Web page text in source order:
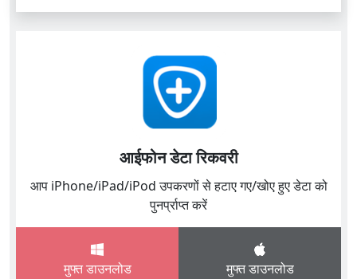
आईफोन डेटा रिकवरी
आप iPhone/iPad/iPod उपकरणों से हटाए गए/खोए हुए डेटा को
पुनर्प्राप्त करें
मुफ्त डाउनलोड मुफ्त डाउनलोड